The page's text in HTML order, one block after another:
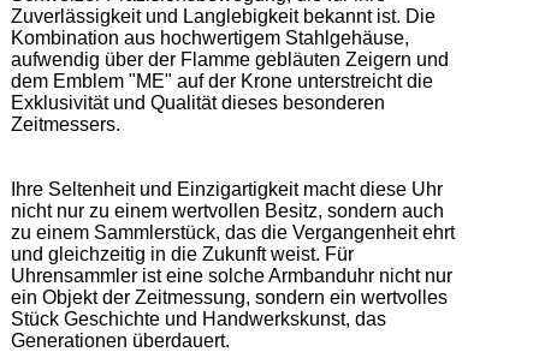
Zuverlässigkeit und Langlebigkeit bekannt ist. Die
Kombination aus hochwertigem Stahlgehäuse,
aufwendig über der Flamme gebläuten Zeigern und
dem Emblem "ME" auf der Krone unterstreicht die
Exklusivität und Qualität dieses besonderen
Zeitmessers.
Ihre Seltenheit und Einzigartigkeit macht diese Uhr
nicht nur zu einem wertvollen Besitz, sondern auch
zu einem Sammlerstück, das die Vergangenheit ehrt
und gleichzeitig in die Zukunft weist. Für
Uhrensammler ist eine solche Armbanduhr nicht nur
ein Objekt der Zeitmessung, sondern ein wertvolles
Stück Geschichte und Handwerkskunst, das
Generationen überdauert.